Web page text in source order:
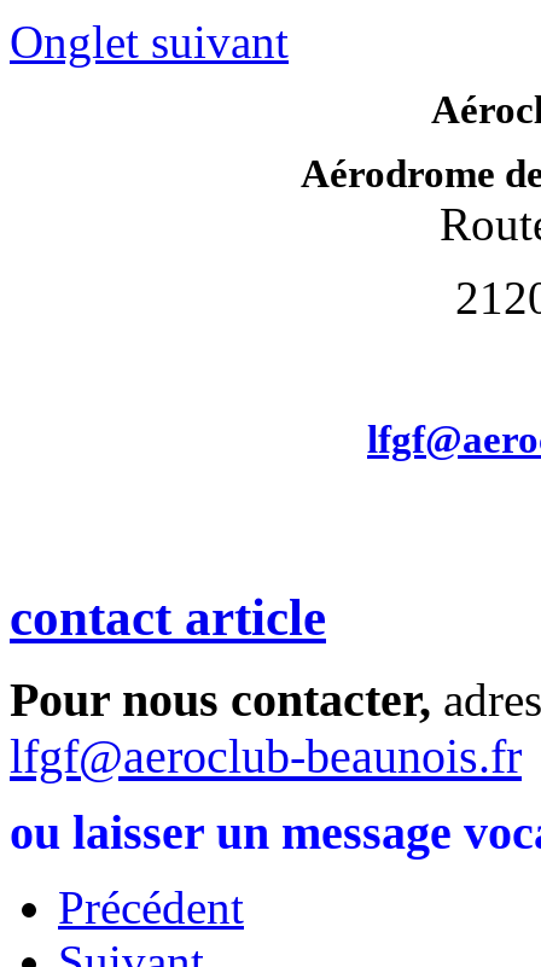
Onglet suivant
Aérodrome
contact article
Pour nous contacter,
lfgf@aeroclub-beaunois.fr
ou laisser un message
Précédent